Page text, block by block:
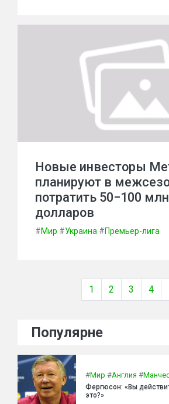
Новые инвесторы
планируют в
потратить 50−100 млн
долларов
#Мир #Украина #Премьер-лига
1 2 3 4
Популярне
#Мир #Англия #
Фергюсон: «Вы
это?»